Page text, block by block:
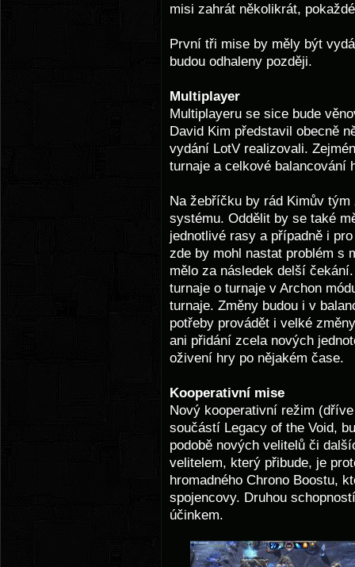
misi zahrát několikrát,
První tři mise by měly být
budou odhaleny později.
Multiplayer
Multiplayeru se sice bude
David Kim představil obecně
vydání LotV realizovali.
turnaje a celkové balancování
Na žebříčku by rád Kimův
systému. Oddělit by se také
jednotlivé rasy a případně i
zde by mohl nastat problém s
mělo za následek delší
turnaje o turnaje v Archon
turnaje. Změny budou i v
potřeby provádět i velké
ani přidání zcela nových
oživení hry po nějakém čase.
Kooperativní mise
Nový kooperativní režim
součástí Legacy of the Void,
podobě nových velitelů či
velitelem, který přibude, je
hromadného Chrono Boostu,
spojencovy. Druhou
účinkem.